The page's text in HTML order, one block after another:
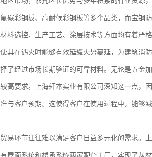
碳彩钢板、高耐候彩钢板等多个品类，而宝钢
料选控、生产工艺、涂层技术等方面均有着严
其在遇火时能够有效延缓火势蔓延，为建筑消
了经过市场长期验证的可靠材料。无论是五金
高要求。上海轩本实业有限公司深知这一点，
与客户预期。这使得客户在使用过程中，能够
易环节往往难以满足客户日益多元化的需求。
屋面系统和楼承系统两家配套工厂，实现了从